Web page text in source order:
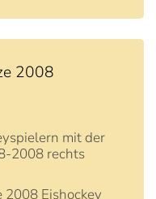
2008
mit der
2008 rechts